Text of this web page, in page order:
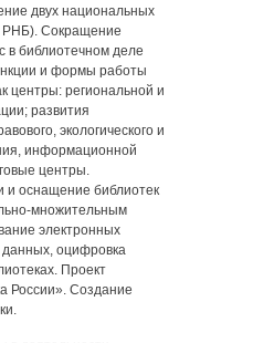
двух национальных
РНБ). Сокращение
в библиотечном деле
и формы работы
центры: региональной и
развития
экологического и
информационной
центры.
и оснащение библиотек
множительным
электронных
данных, оцифровка
Проект
России». Создание